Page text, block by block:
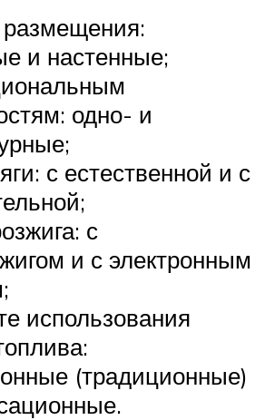
и настенные;
одно- и
с естественной и с
с
и с электронным
использования
(традиционные)